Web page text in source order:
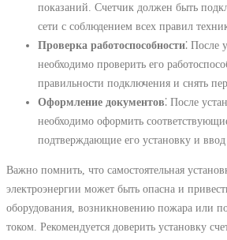
показаний. Счетчик должен быть
сети с соблюдением всех правил
Проверка работоспособности⁚ После
необходимо проверить его
правильности подключения и снять
Оформление документов⁚ После
необходимо оформить
подтверждающие его установку и ввод
Важно помнить, что самостоятельная
электроэнергии может быть опасна и
оборудования, возникновению пожара или
током. Рекомендуется доверить установку